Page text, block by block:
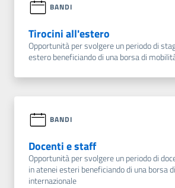
BANDI
Tirocini all'estero
Opportunità per svolgere un periodo di
estero beneficiando di una borsa di
BANDI
Docenti e staff
Opportunità per svolgere un periodo di
in atenei esteri beneficiando di una borsa
internazionale